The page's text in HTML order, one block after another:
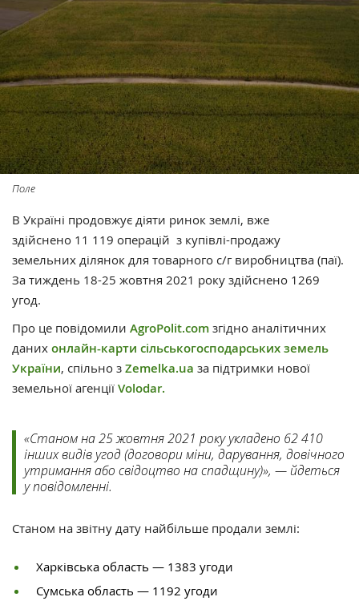
Поле
В Україні продовжує діяти ринок землі, вже
здійснено 11 119 операцій з купівлі-продажу
земельних ділянок для товарного с/г виробництва (паї).
За тиждень 18-25 жовтня 2021 року здійснено 1269
угод.
Про це повідомили AgroPolit.com згідно аналітичних
даних онлайн-карти сільськогосподарських земель
України, спільно з Zemelka.ua за підтримки нової
земельної агенції Volodar.
«Станом на 25 жовтня 2021 року укладено 62 410
інших видів угод (договори міни, дарування, довічного
утримання або свідоцтво на спадщину)», — йдеться
у повідомленні.
Станом на звітну дату найбільше продали землі:
Харківська область — 1383 угоди
Сумська область — 1192 угоди